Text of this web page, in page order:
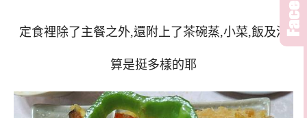
定食裡除了主餐之外,還附上了茶碗蒸,小菜,飯及湯
算是挺多樣的耶